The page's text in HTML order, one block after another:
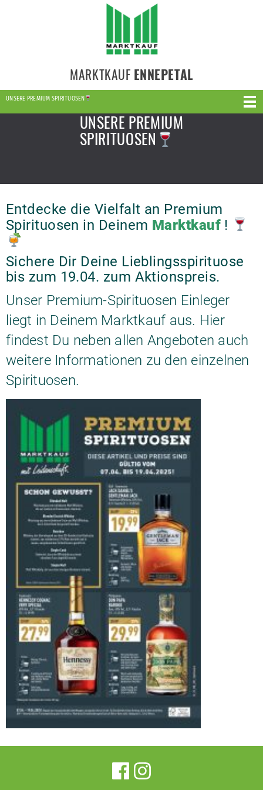
MARKTKAUF ENNEPETAL
UNSERE PREMIUM SPIRITUOSEN
UNSERE PREMIUM
SPIRITUOSEN
Entdecke die Vielfalt an Premium
Spirituosen in Deinem Marktkauf !
Sichere Dir Deine Lieblingsspirituose
bis zum 19.04. zum Aktionspreis.
Unser Premium-Spirituosen Einleger
liegt in Deinem Marktkauf aus. Hier
findest Du neben allen Angeboten auch
weitere Informationen zu den einzelnen
Spirituosen.